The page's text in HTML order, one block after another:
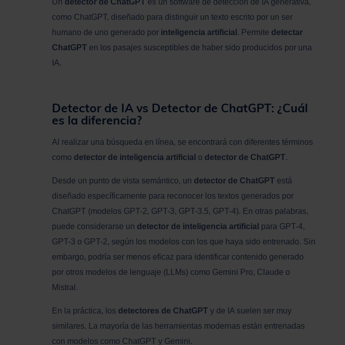
Un detector de ChatGPT es un software de detección de IA generativa,
como ChatGPT, diseñado para distinguir un texto escrito por un ser
humano de uno generado por inteligencia artificial . Permite detectar
ChatGPT en los pasajes susceptibles de haber sido producidos por una
IA.
Detector de IA vs Detector de ChatGPT: ¿Cuál
es la diferencia?
Al realizar una búsqueda en línea, se encontrará con diferentes términos
como detector de inteligencia artificial o detector de ChatGPT.
Desde un punto de vista semántico, un detector de ChatGPT está
diseñado específicamente para reconocer los textos generados por
ChatGPT (modelos GPT-2, GPT-3, GPT-3.5, GPT-4). En otras palabras,
puede considerarse un detector de inteligencia artificial para GPT-4,
GPT-3 o GPT-2, según los modelos con los que haya sido entrenado. Sin
embargo, podría ser menos eficaz para identificar contenido generado
por otros modelos de lenguaje (LLMs) como Gemini Pro, Claude o
Mistral.
En la práctica, los detectores de ChatGPT y de IA suelen ser muy
similares. La mayoría de las herramientas modernas están entrenadas
con modelos como ChatGPT y Gemini.